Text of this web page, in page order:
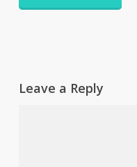
Leave a Reply